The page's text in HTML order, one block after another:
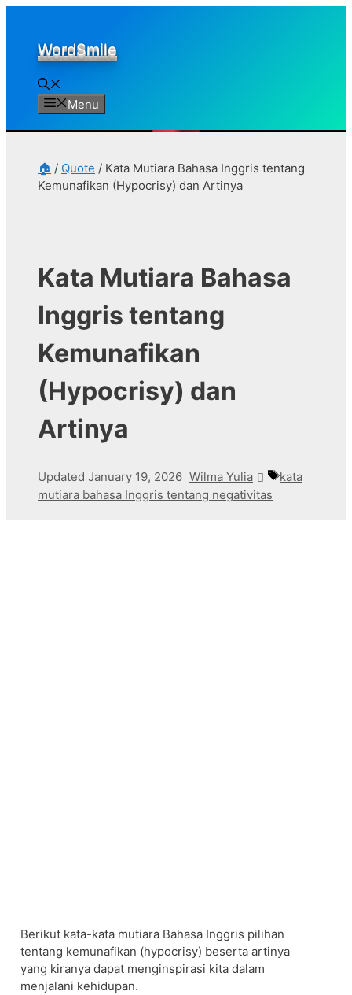
contentWordSmile
Menu
🏠 / Quote / Kata Mutiara Bahasa Inggris tentang
Kemunafikan (Hypocrisy) dan Artinya
Kata Mutiara Bahasa
Inggris tentang
Kemunafikan
(Hypocrisy) dan
Artinya
Updated January 19, 2026 Wilma Yulia Tags
kata
mutiara bahasa Inggris tentang negativitas
Berikut kata-kata mutiara Bahasa Inggris pilihan
tentang kemunafikan (hypocrisy) beserta artinya
yang kiranya dapat menginspirasi kita dalam
menjalani kehidupan.